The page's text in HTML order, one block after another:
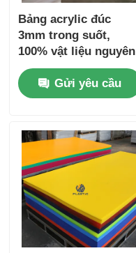
Bảng acrylic đúc
3mm trong suốt,
100% vật liệu nguyên
chất
Gửi yêu cầu